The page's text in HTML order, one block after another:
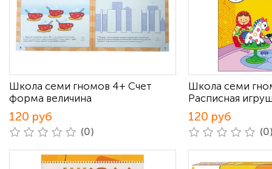
Школа семи гномов 4+ Счет
форма величина
120 руб
(0)
Школа семи
Расписная
120 руб